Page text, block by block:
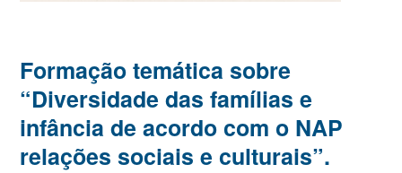
Formação temática sobre
“Diversidade das famílias e
infância de acordo com o NAP
relações sociais e culturais”.